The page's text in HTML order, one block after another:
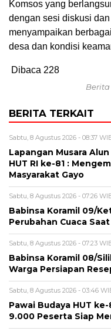
Komsos yang
dengan sesi diskusi
menyampaikan
desa dan kondisi
Dibaca 228
BERITA TERKAIT
Sabtu, 8 Agustus 2026 - 08:37
Lapangan Musara
HUT RI ke-81 :
Masyarakat Gayo
Sabtu, 8 Agustus 2026 - 07:26
‎Babinsa Koramil 09/
Perubahan Cuaca
Sabtu, 8 Agustus 2026 - 07:23
‎Babinsa Koramil 08/
Warga Persiapan
Sabtu, 8 Agustus 2026 - 03:46
Pawai Budaya HUT
9.000 Peserta Siap